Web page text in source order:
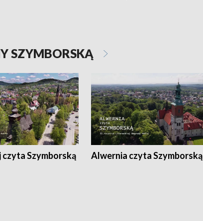
SZYMBORSKĄ
Szymborską Alwernia czyta Szymborską